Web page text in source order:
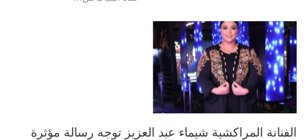
الفنانة المراكشية شيماء عبد العزيز توجه رسالة مؤثرة